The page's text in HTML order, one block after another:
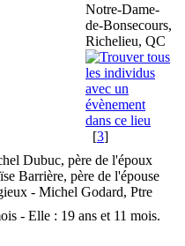
Notre-Dame-
de-Bonsecours,
Richelieu, QC
[3]
Dubuc, père de l'époux
Barrière, père de l'épouse
- Michel Godard, Ptre
- Elle : 19 ans et 11 mois.